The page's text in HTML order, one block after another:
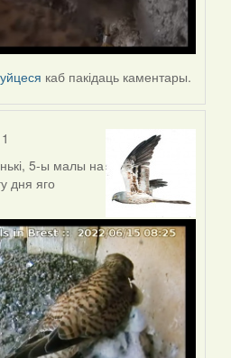
каб пакідаць каментары.
5-ы малы на
дня яго